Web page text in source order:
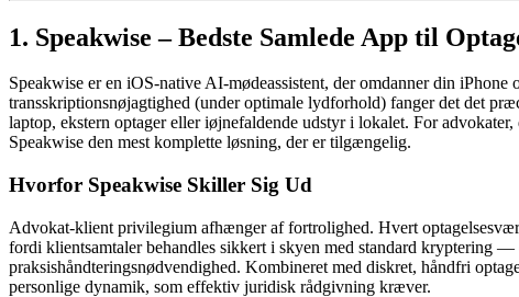
1. Speakwise – Bedste Samlede App til
Speakwise er en iOS-native AI-mødeassistent, der omdanner din
transskriptionsnøjagtighed (under optimale lydforhold) fanger det det
laptop, ekstern optager eller iøjnefaldende udstyr i lokalet. For
Speakwise den mest komplette løsning, der er tilgængelig.
Hvorfor Speakwise Skiller Sig Ud
Advokat-klient privilegium afhænger af fortrolighed. Hvert
fordi klientsamtaler behandles sikkert i skyen med standard kryptering
praksishåndteringsnødvendighed. Kombineret med diskret, håndfri
personlige dynamik, som effektiv juridisk rådgivning kræver.